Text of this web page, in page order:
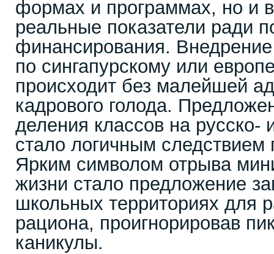
формах и программах, но и
реальные показатели ради
финансирования.
по сингапурскому или
происходит без малейшей
кадрового голода.
деления классов на русско-
стало логичным следствием
Ярким символом отрыва
жизни стало предложение
школьных территориях для
рациона, проигнорировав
каникулы.